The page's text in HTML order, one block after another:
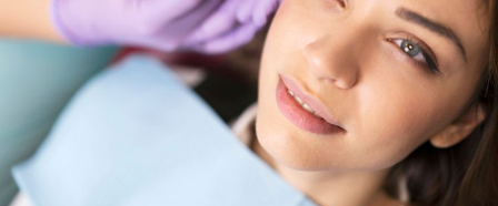
流行趨勢